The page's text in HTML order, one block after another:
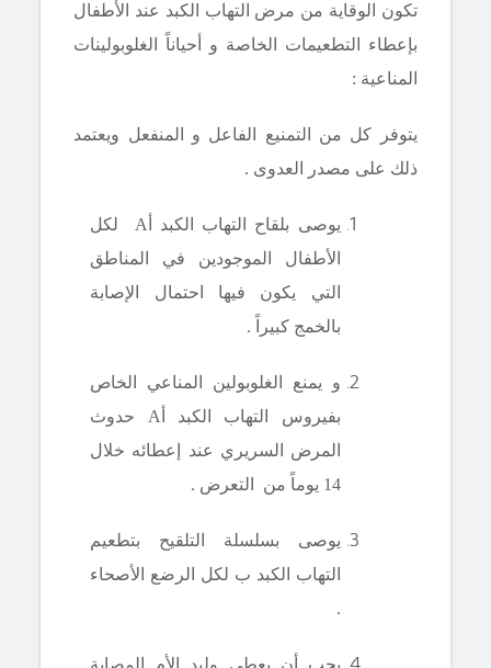
تكون الوقاية من مرض التهاب الكبد عند الأطفال
بإعطاء التطعيمات الخاصة و أحياناً الغلوبولينات
المناعية :
يتوفر كل من التمنيع الفاعل و المنفعل ويعتمد
ذلك على مصدر العدوى .
يوصى بلقاح التهاب الكبد
لكل
الأطفال الموجودين في المناطق
التي يكون فيها احتمال الإصابة
بالخمج كبيراً .
و يمنع
الغلوبولين المناعي الخاص
بفيروس
التهاب الكبد
حدوث
المرض السريري عند إعطائه خلال
14 يوماً من التعرض .
يوصى بسلسلة التلقيح بتطعيم
التهاب الكبد ب لكل الرضع الأصحاء
.